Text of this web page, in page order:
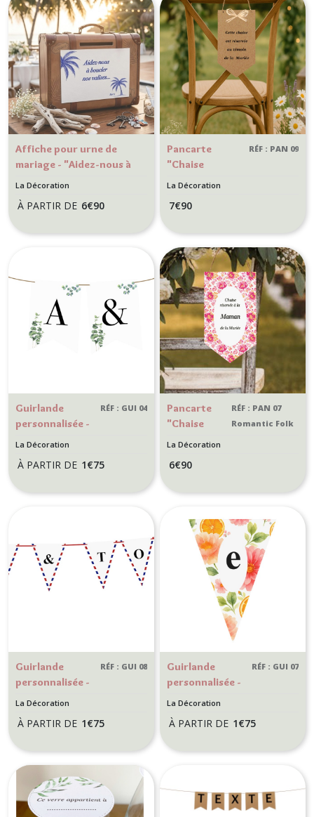
Affiche pour urne de
mariage - "Aidez-nous à
boucler nos valises" -
tropiques - Palmier bleu
La Décoration
À PARTIR DE 6€90
Pancarte
"Chaise
réservée" pour
mariage style
mariage -
Kraft
RÉF : PAN 09
La Décoration
7€90
Guirlande
personnalisée -
mariage,
RÉF : GUI 04
La Décoration
À PARTIR DE 1€75
Pancarte
"Chaise
cérémonie
Décoration
de mariage
Botanique
romantique
RÉF : PAN 07
Romantic Folk
La Décoration
6€90
Guirlande
personnalisée -
Fanion lettre-
mariage,
Destination,
Voyage
RÉF : GUI 08
La Décoration
À PARTIR DE 1€75
Guirlande
personnalisée -
Fanion lettre-
mariage,
Orange et
fleurs colorées
RÉF : GUI 07
La Décoration
À PARTIR DE 1€75